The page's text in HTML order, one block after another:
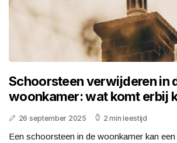
Schoorsteen verwijderen in
woonkamer: wat komt erbij
26 september 2025 2 min leestijd
Een schoorsteen in de woonkamer kan